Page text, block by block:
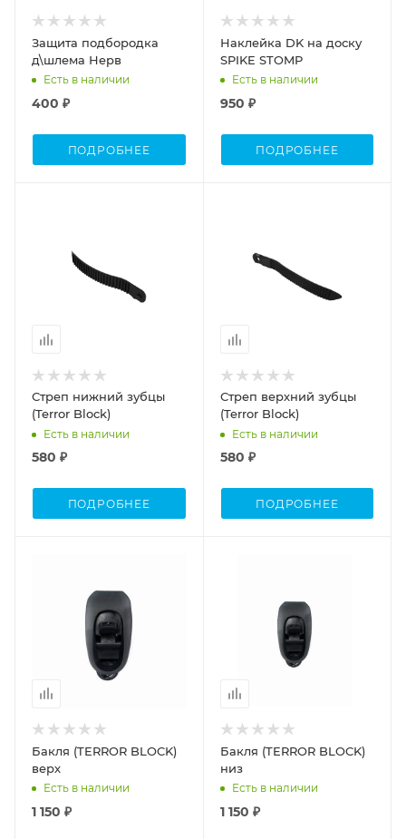
Защита подбородка
д\шлема Нерв
Есть в наличии
400 ₽
ПОДРОБНЕЕ
Наклейка DK на доску
SPIKE STOMP
Есть в наличии
950 ₽
ПОДРОБНЕЕ
Стреп нижний зубцы
(Terror Block)
Есть в наличии
580 ₽
ПОДРОБНЕЕ
Стреп верхний зубцы
(Terror Block)
Есть в наличии
580 ₽
ПОДРОБНЕЕ
Бакля (TERROR BLOCK)
верх
Есть в наличии
1 150 ₽
Бакля (TERROR BLOCK)
низ
Есть в наличии
1 150 ₽